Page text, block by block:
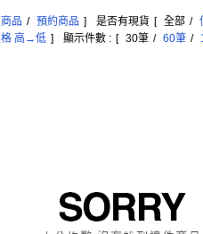
品 / 預約商品 ] 是否有現貨 [ 全部 /
高→低 ] 顯示件數 : [ 30筆 / 60筆 /